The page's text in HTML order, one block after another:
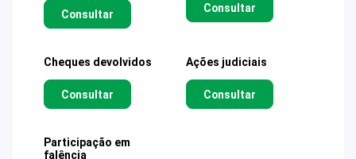
Consultar Consultar
Cheques devolvidos
Consultar
Ações judiciais
Consultar
Participação em
falência